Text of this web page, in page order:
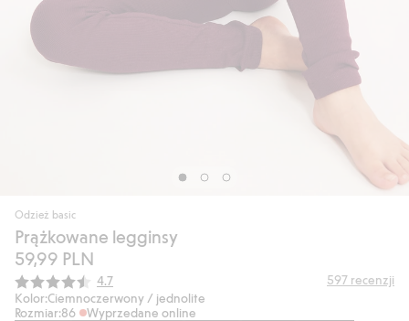
Odzież basic
Prążkowane legginsy
59,99 PLN
Średnia ocena:
4.7 597 recenzji
Kolor:Ciemnoczerwony / jednolite
Rozmiar:86 Wyprzedane online